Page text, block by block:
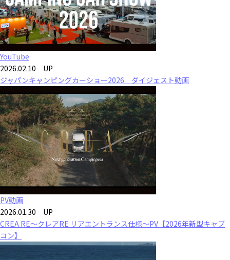
YouTube
2026.02.10 UP
ジャパンキャンピングカーショー2026 ダイジェスト動画
PV動画
2026.01.30 UP
CREA RE～クレアRE リアエントランス仕様～PV【2026年新型キャブ
コン】